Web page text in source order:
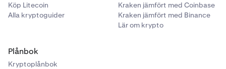
Köp Litecoin
Alla kryptoguider
Kraken jämfört med Coinbase
Kraken jämfört med Binance
Lär om krypto
Plånbok
Kryptoplånbok